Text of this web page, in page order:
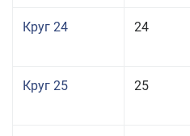
Круг 24 24
Круг 25 25